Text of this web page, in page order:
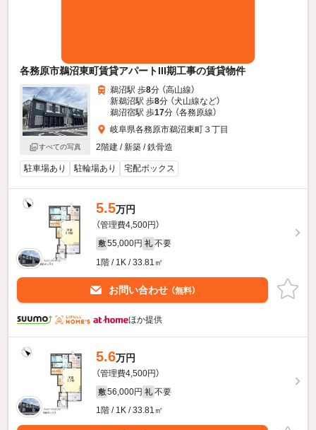
各務原市鵜沼東町賃貸アパートIII期工事の賃貸物件
すべての写真
鵜沼駅 歩8分 （高山線）
新鵜沼駅 歩8分 （犬山線など）
鵜沼宿駅 歩17分 （各務原線）
岐阜県各務原市鵜沼東町３丁目
2階建 / 新築 / 鉄骨造
駐車場あり 駐輪場あり 宅配ボックス
5.5万円
（管理費4,500円）
敷 55,000円 礼 不要
1階 / 1K / 33.81㎡
お問い合わせ （無料）
ほか提供
5.6万円
（管理費4,500円）
敷 56,000円 礼 不要
1階 / 1K / 33.81㎡